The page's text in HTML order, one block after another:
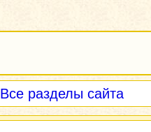
Все разделы сайта